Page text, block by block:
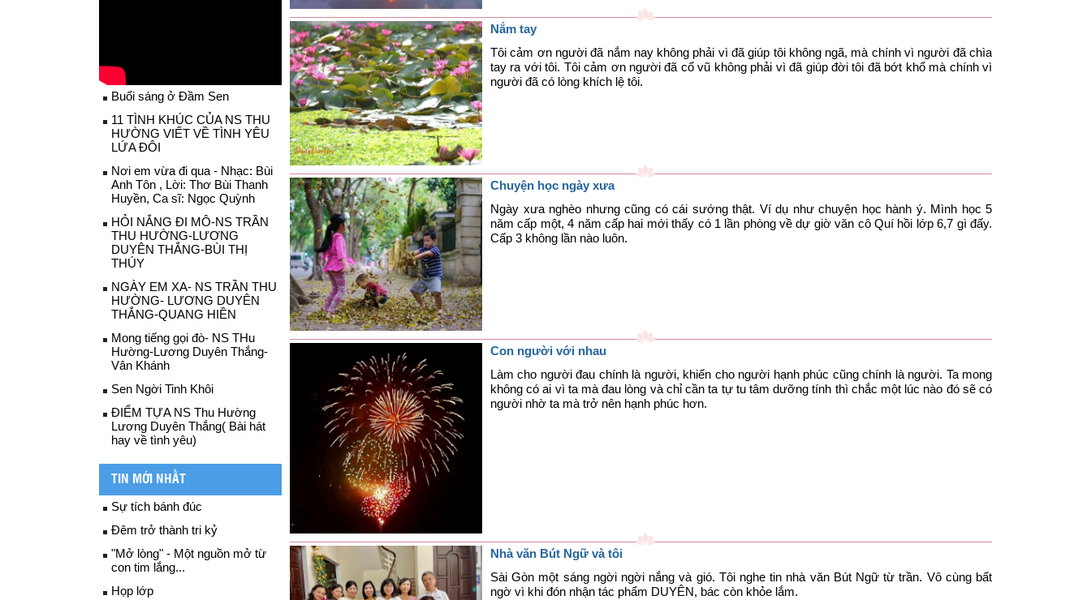
Buổi sáng ở Đầm Sen
11 TÌNH KHÚC CỦA NS THU
HƯỜNG VIẾT VỀ TÌNH YÊU
LỨA ĐÔI
Nơi em vừa đi qua - Nhạc: Bùi
Anh Tôn , Lời: Thơ Bùi Thanh
Huyền, Ca sĩ: Ngọc Quỳnh
HỎI NẮNG ĐI MÔ-NS TRẦN
THU HƯỜNG-LƯƠNG
DUYÊN THẮNG-BÙI THỊ
THÚY
NGÀY EM XA- NS TRẦN THU
HƯỜNG- LƯƠNG DUYÊN
THẮNG-QUANG HIỀN
Mong tiếng gọi đò- NS THu
Hường-Lương Duyên Thắng-
Vân Khánh
Sen Ngời Tinh Khôi
ĐIỂM TỰA NS Thu Hường
Lương Duyên Thắng( Bài hát
hay về tình yêu)
TIN MỚI NHẤT
Sự tích bánh đúc
Đêm trở thành tri kỷ
"Mở lòng" - Một nguồn mở từ
con tim lắng...
Họp lớp
Nắm tay
Tôi cảm ơn người đã nắm nay không phải vì đã giúp tôi không ngã, mà chính vì người đã chìa
tay ra với tôi. Tôi cảm ơn người đã cổ vũ không phải vì đã giúp đời tôi đã bớt khổ mà chính vì
người đã có lòng khích lệ tôi.
Chuyện học ngày xưa
Ngày xưa nghèo nhưng cũng có cái sướng thật. Ví dụ như chuyện học hành ý. Mình học 5
năm cấp một, 4 năm cấp hai mới thấy có 1 lần phòng về dự giờ văn cô Quí hồi lớp 6,7 gì đấy.
Cấp 3 không lần nào luôn.
Con người với nhau
Làm cho người đau chính là người, khiến cho người hạnh phúc cũng chính là người. Ta mong
không có ai vì ta mà đau lòng và chỉ cần ta tự tu tâm dưỡng tính thì chắc một lúc nào đó sẽ có
người nhờ ta mà trở nên hạnh phúc hơn.
Nhà văn Bút Ngữ và tôi
Sài Gòn một sáng ngời ngời nắng và gió. Tôi nghe tin nhà văn Bút Ngữ từ trần. Vô cùng bất
ngờ vì khi đón nhận tác phẩm DUYÊN, bác còn khỏe lắm.